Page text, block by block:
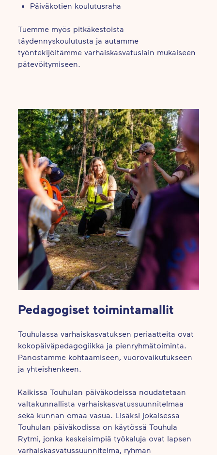
Päiväkotien koulutusraha
Tuemme myös pitkäkestoista
täydennyskoulutusta ja autamme
työntekijöitämme varhaiskasvatuslain mukaiseen
pätevöitymiseen.
Pedagogiset toimintamallit
Touhulassa varhaiskasvatuksen periaatteita ovat
kokopäiväpedagogiikka ja pienryhmätoiminta.
Panostamme kohtaamiseen, vuorovaikutukseen
ja yhteishenkeen.
Kaikissa Touhulan päiväkodeissa noudatetaan
valtakunnallista varhaiskasvatussuunnitelmaa
sekä kunnan omaa vasua. Lisäksi jokaisessa
Touhulan päiväkodissa on käytössä Touhula
Rytmi, jonka keskeisimpiä työkaluja ovat lapsen
varhaiskasvatussuunnitelma, ryhmän